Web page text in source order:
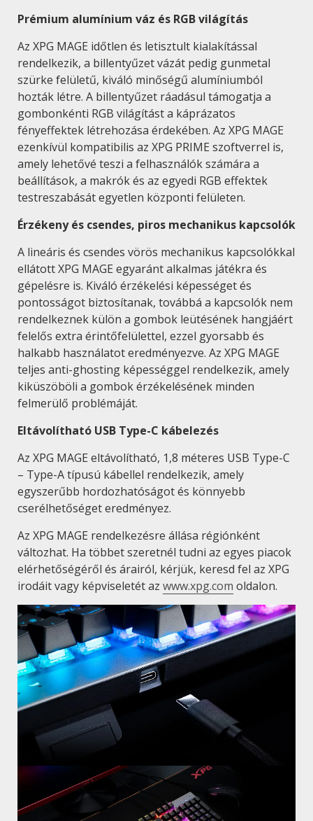
Prémium alumínium váz és RGB világítás
Az XPG MAGE időtlen és letisztult kialakítással
rendelkezik, a billentyűzet vázát pedig gunmetal
szürke felületű, kiváló minőségű alumíniumból
hozták létre. A billentyűzet ráadásul támogatja a
gombonkénti RGB világítást a káprázatos
fényeffektek létrehozása érdekében. Az XPG MAGE
ezenkívül kompatibilis az XPG PRIME szoftverrel is,
amely lehetővé teszi a felhasználók számára a
beállítások, a makrók és az egyedi RGB effektek
testreszabását egyetlen központi felületen.
Érzékeny és csendes, piros mechanikus kapcsolók
A lineáris és csendes vörös mechanikus kapcsolókkal
ellátott XPG MAGE egyaránt alkalmas játékra és
gépelésre is. Kiváló érzékelési képességet és
pontosságot biztosítanak, továbbá a kapcsolók nem
rendelkeznek külön a gombok leütésének hangjáért
felelős extra érintőfelülettel, ezzel gyorsabb és
halkabb használatot eredményezve. Az XPG MAGE
teljes anti-ghosting képességgel rendelkezik, amely
kiküszöböli a gombok érzékelésének minden
felmerülő problémáját.
Eltávolítható USB Type-C kábelezés
Az XPG MAGE eltávolítható, 1,8 méteres USB Type-C
– Type-A típusú kábellel rendelkezik, amely
egyszerűbb hordozhatóságot és könnyebb
cserélhetőséget eredményez.
Az XPG MAGE rendelkezésre állása régiónként
változhat. Ha többet szeretnél tudni az egyes piacok
elérhetőségéről és árairól, kérjük, keresd fel az XPG
irodáit vagy képviseletét az www.xpg.com oldalon.